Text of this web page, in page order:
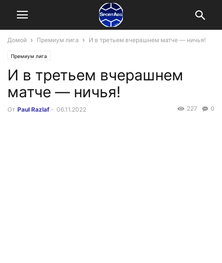
Домой Премиум лига И в третьем вчерашнем матче — ничья!
Премиум лига
И в третьем вчерашнем
матче — ничья!
От Paul Razlaf - 06.11.2022 0
227